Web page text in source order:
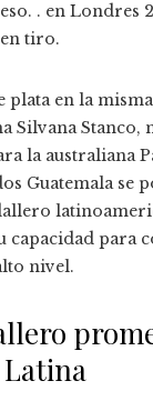
. en Londres
tiro.
plata en la
Silvana Stanco,
la australiana
Guatemala se
capacidad para
nivel.